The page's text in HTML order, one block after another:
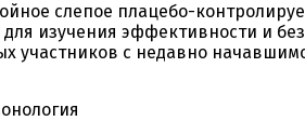
слепое плацебо-
изучения эффективности и
участников с недавно